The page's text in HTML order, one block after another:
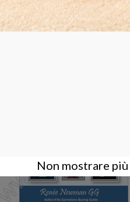
comprato anche:
Non mostrare